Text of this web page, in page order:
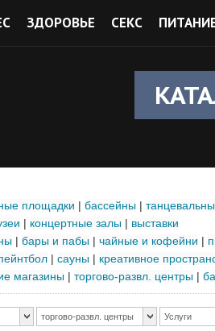
ЗДОРОВЬЕ СЕКС
площадки | бассейны |
| концертные залы | выставки
| бары и пабы | чайные и кофейни |
| сауны | креативное
магазины | торгово-развл. центры |
торгово-развл. центры Услуги